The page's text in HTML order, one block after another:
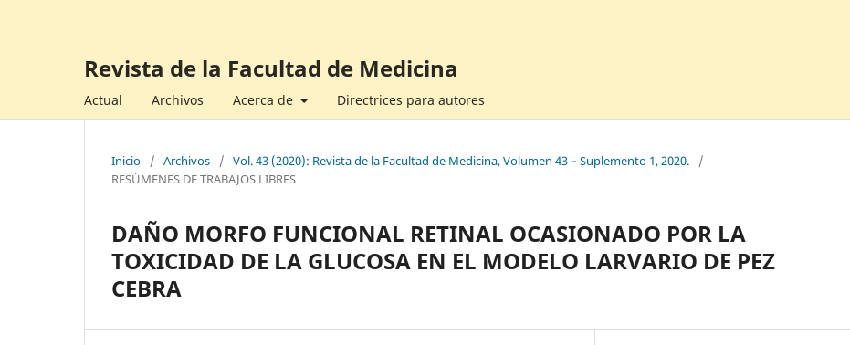
Revista de la Facultad de Medicina
Actual Archivos Acerca de Directrices para autores
Inicio / Archivos / Vol. 43 (2020): Revista de la Facultad de Medicina, Volumen 43 – Suplemento 1, 2020.
/
RESÚMENES DE TRABAJOS LIBRES
DAÑO MORFO FUNCIONAL RETINAL OCASIONADO POR LA
TOXICIDAD DE LA GLUCOSA EN EL MODELO LARVARIO DE PEZ
CEBRA